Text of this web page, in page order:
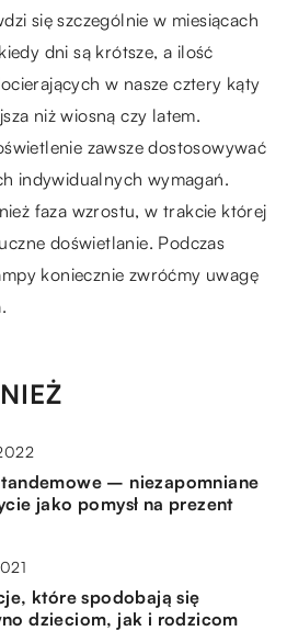
się szczególnie w miesiącach
dni są krótsze, a ilość
w nasze cztery kąty
niż wiosną czy latem.
zawsze dostosowywać
indywidualnych wymagań.
faza wzrostu, w trakcie której
doświetlanie. Podczas
koniecznie zwróćmy uwagę
– niezapomniane
jako pomysł na prezent
które spodobają się
dzieciom, jak i rodzicom